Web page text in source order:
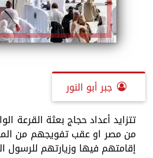
جبر أبو النور
تتزايد أعداد حجاج بعثة القرعة
من مصر او عقب تفويجهم من
إقامتهم فيها وزيارتهم للرسول